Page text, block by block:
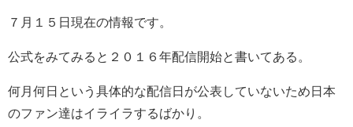
７月１５日現在の情報です。
公式をみてみると２０１６年配信開始と書いてある。
何月何日という具体的な配信日が公表していないため日本
のファン達はイライラするばかり。